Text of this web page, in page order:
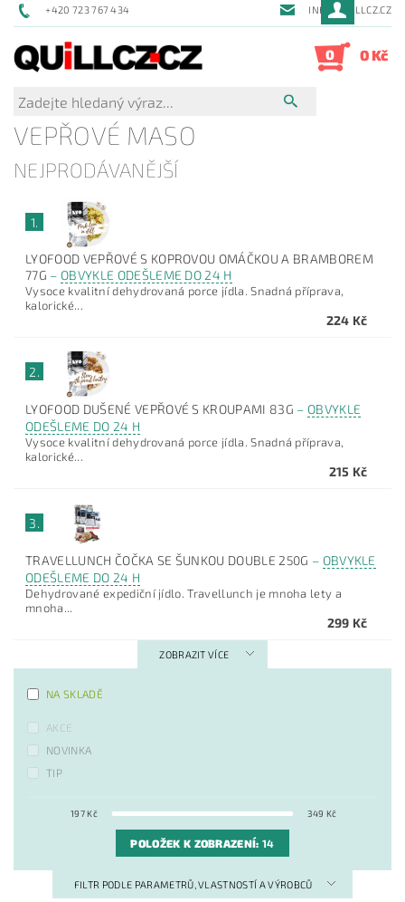
+420 723 767 434 INFO@QUILLCZ.CZ
0 0 Kč
VEPŘOVÉ MASO
NEJPRODÁVANĚJŠÍ
1.
LYOFOOD VEPŘOVÉ S KOPROVOU OMÁČKOU A BRAMBOREM
77G – OBVYKLE ODEŠLEME DO 24 H
Vysoce kvalitní dehydrovaná porce jídla. Snadná příprava,
kalorické...
224 Kč
2.
LYOFOOD DUŠENÉ VEPŘOVÉ S KROUPAMI 83G – OBVYKLE
ODEŠLEME DO 24 H
Vysoce kvalitní dehydrovaná porce jídla. Snadná příprava,
kalorické...
215 Kč
3.
TRAVELLUNCH ČOČKA SE ŠUNKOU DOUBLE 250G – OBVYKLE
ODEŠLEME DO 24 H
Dehydrované expediční jídlo. Travellunch je mnoha lety a
mnoha...
299 Kč
ZOBRAZIT VÍCE
NA SKLADĚ
AKCE
NOVINKA
TIP
197 Kč 349 Kč
POLOŽEK K ZOBRAZENÍ:14
FILTR PODLE PARAMETRŮ, VLASTNOSTÍ A VÝROBCŮ